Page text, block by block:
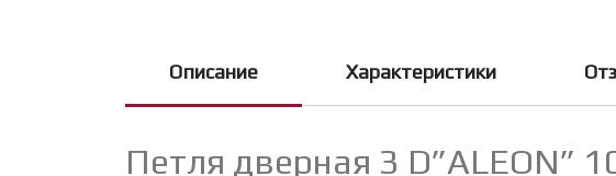
Описание Характеристики
Петля дверная 3 D”ALEON”